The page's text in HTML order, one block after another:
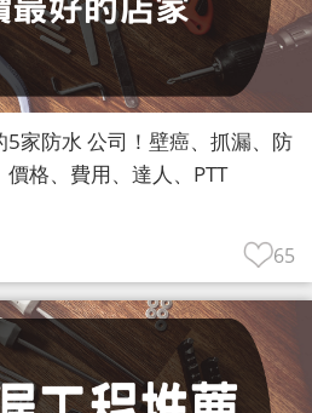
5家防水 公司！壁癌、抓漏、防
格、費用、達人、PTT
65